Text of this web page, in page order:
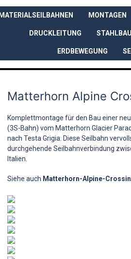
MONTAGEN
DRUCKLEITUNG STAHLBAU
ERDBEWEGUNG
Matterhorn Alpine
Komplettmontage für den Bau einer
(3S-Bahn) vom Matterhorn Glacier
nach Testa Grigia. Diese Seilbahn
durchgehende Seilbahnverbindung
Italien.
Siehe auch Matterhorn-Alpine-